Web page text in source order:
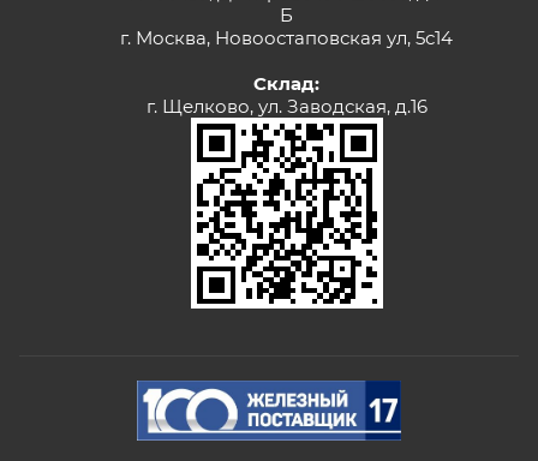
Б
г. Москва, Новоостаповская ул, 5с14
Склад:
г. Щелково, ул. Заводская, д.16